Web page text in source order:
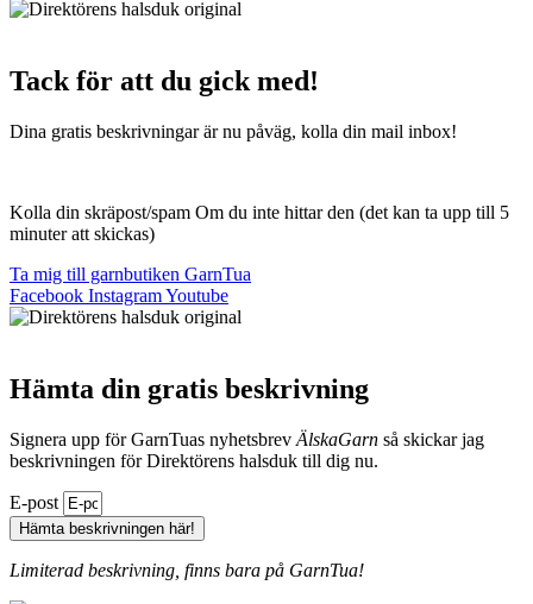
Tack för att du gick med!
Dina gratis beskrivningar är nu påväg, kolla din mail inbox!
Kolla din skräpost/spam Om du inte hittar den (det kan ta upp till 5
minuter att skickas)
Ta mig till garnbutiken GarnTua
Facebook InstagramYoutube
Hämta din gratis beskrivning
Signera upp för GarnTuas nyhetsbrev ÄlskaGarn så skickar jag
beskrivningen för Direktörens halsduk till dig nu.
E-post
Hämta beskrivningen här!
Limiterad beskrivning, finns bara på GarnTua!